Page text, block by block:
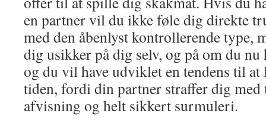
en partner vil du ikke føle dig direkte
med den åbenlyst kontrollerende type,
dig usikker på dig selv, og på om du
og du vil have udviklet en tendens til
tiden, fordi din partner straffer dig med
afvisning og helt sikkert surmuleri.